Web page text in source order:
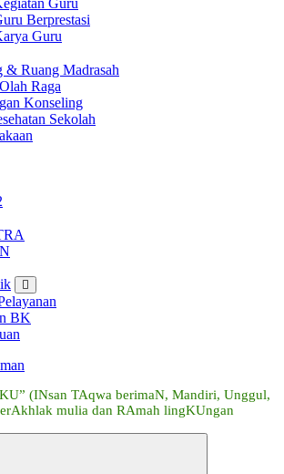
Guru
Berprestasi
Guru
& Ruang Madrasah
Raga
Konseling
Sekolah
BK
(INsan TAqwa berimaN, Mandiri, Unggul,
mulia dan RAmah lingKUngan